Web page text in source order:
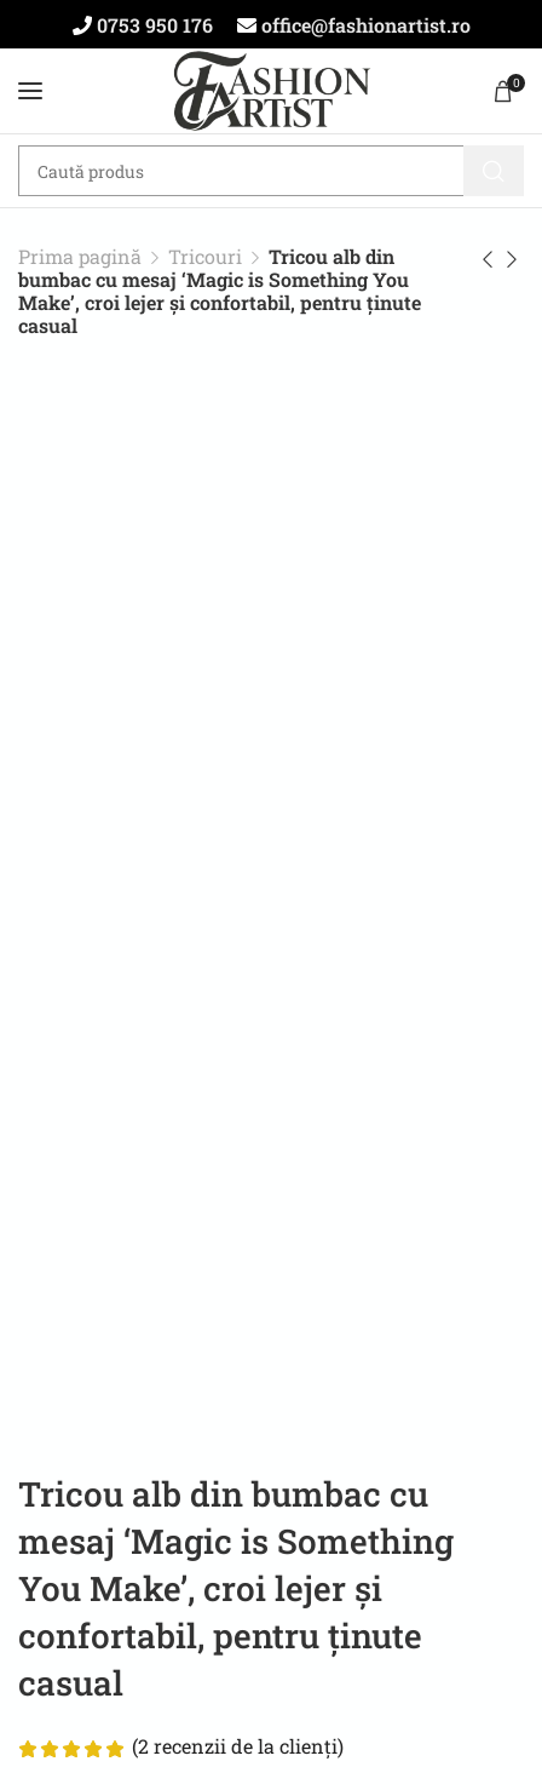
0753 950 176 office@fashionartist.ro
0
Prima pagină Tricouri
Tricou alb din
bumbac cu mesaj ‘Magic is Something You
Make’, croi lejer și confortabil, pentru ținute
casual
Tricou alb din bumbac cu
mesaj ‘Magic is Something
You Make’, croi lejer și
confortabil, pentru ținute
casual
(2recenzii de la clienți)